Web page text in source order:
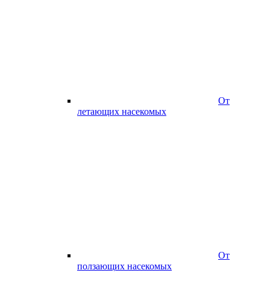
От
летающих насекомых
От
ползающих насекомых